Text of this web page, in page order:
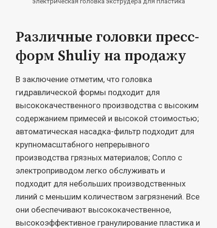
Различные головки пресс-
форм Shuliy на продажу
В заключение отметим, что головка
гидравлической формы подходит для
высококачественного производства с высоким
содержанием примесей и высокой стоимостью;
автоматическая насадка-фильтр подходит для
крупномасштабного непрерывного
производства грязных материалов; Сопло с
электроприводом легко обслуживать и
подходит для небольших производственных
линий с меньшим количеством загрязнений. Все
они обеспечивают высококачественное,
высокоэффективное гранулирование пластика и